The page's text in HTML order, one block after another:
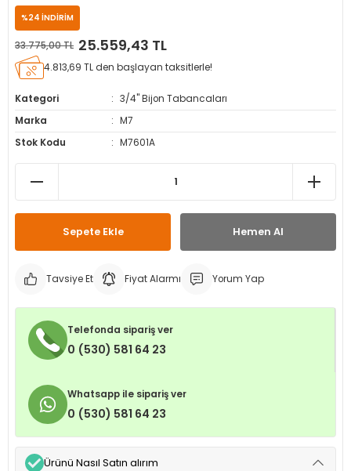
Dolgu Lastikleri
Dolgu Lastikleri
İç Lastikleri
Kapağı
& Spreyler
%24 İNDİRİM
33.775,00 TL 25.559,43 TL
4.813,69 TL den başlayan taksitlerle!
Kategori
3/4" Bijon Tabancaları
Marka
M7
Stok Kodu
M7601A
Sepete Ekle Hemen Al
Tavsiye Et Fiyat Alarmı Yorum Yap
Telefonda sipariş ver
0 (530) 581 64 23
Whatsapp ile sipariş ver
0 (530) 581 64 23
Ürünü Nasıl Satın alırım